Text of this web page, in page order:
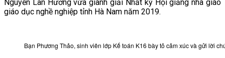
Nguyễn Lan Hương vừa giành giải Nhất kỳ Hội giảng nhà giáo
giáo dục nghề nghiệp tỉnh Hà Nam năm 2019.
Bạn Phương Thảo, sinh viên lớp Kế toán K16 bày tỏ cảm xúc và gửi lời